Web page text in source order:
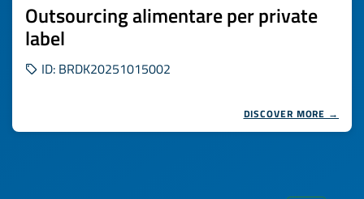
Outsourcing alimentare per private
label
ID: BRDK20251015002
DISCOVER MORE →